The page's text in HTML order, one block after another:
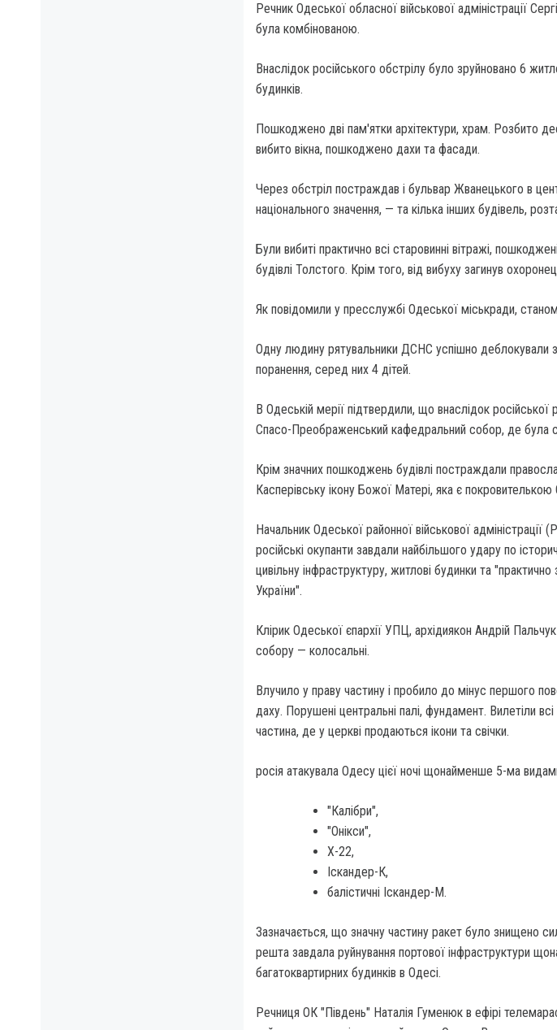
Речник Одеської обласної військової адміністрації
була комбінованою.
Внаслідок російського обстрілу було зруйновано 6
будинків.
Пошкоджено дві пам'ятки архітектури, храм. Розбито
вибито вікна, пошкоджено дахи та фасади.
Через обстріл постраждав і бульвар Жванецького в
національного значення, — та кілька інших будівель,
Були вибиті практично всі старовинні вітражі,
будівлі Толстого. Крім того, від вибуху загинув
Як повідомили у пресслужбі Одеської міськради,
Одну людину рятувальники ДСНС успішно деблокували
поранення, серед них 4 дітей.
В Одеській мерії підтвердили, що внаслідок російської
Спасо-Преображенський кафедральний собор, де була
Крім значних пошкоджень будівлі постраждали
Касперівську ікону Божої Матері, яка є
Начальник Одеської районної військової
російські окупанти завдали найбільшого удару по
цивільну інфраструктуру, житлові будинки та
України".
Клірик Одеської єпархії УПЦ, архідиякон Андрій
собору — колосальні.
Влучило у праву частину і пробило до мінус першого
даху. Порушені центральні палі, фундамент. Вилетіли
частина, де у церкві продаються ікони та свічки.
росія атакувала Одесу цієї ночі щонайменше 5-ма
"Калібри",
"Онікси",
Х-22,
Іскандер-К,
балістичні Іскандер-М.
Зазначається, що значну частину ракет було знищено
решта завдала руйнування портової інфраструктури
багатоквартирних будинків в Одесі.
Речниця ОК "Південь" Наталія Гуменюк в ефірі